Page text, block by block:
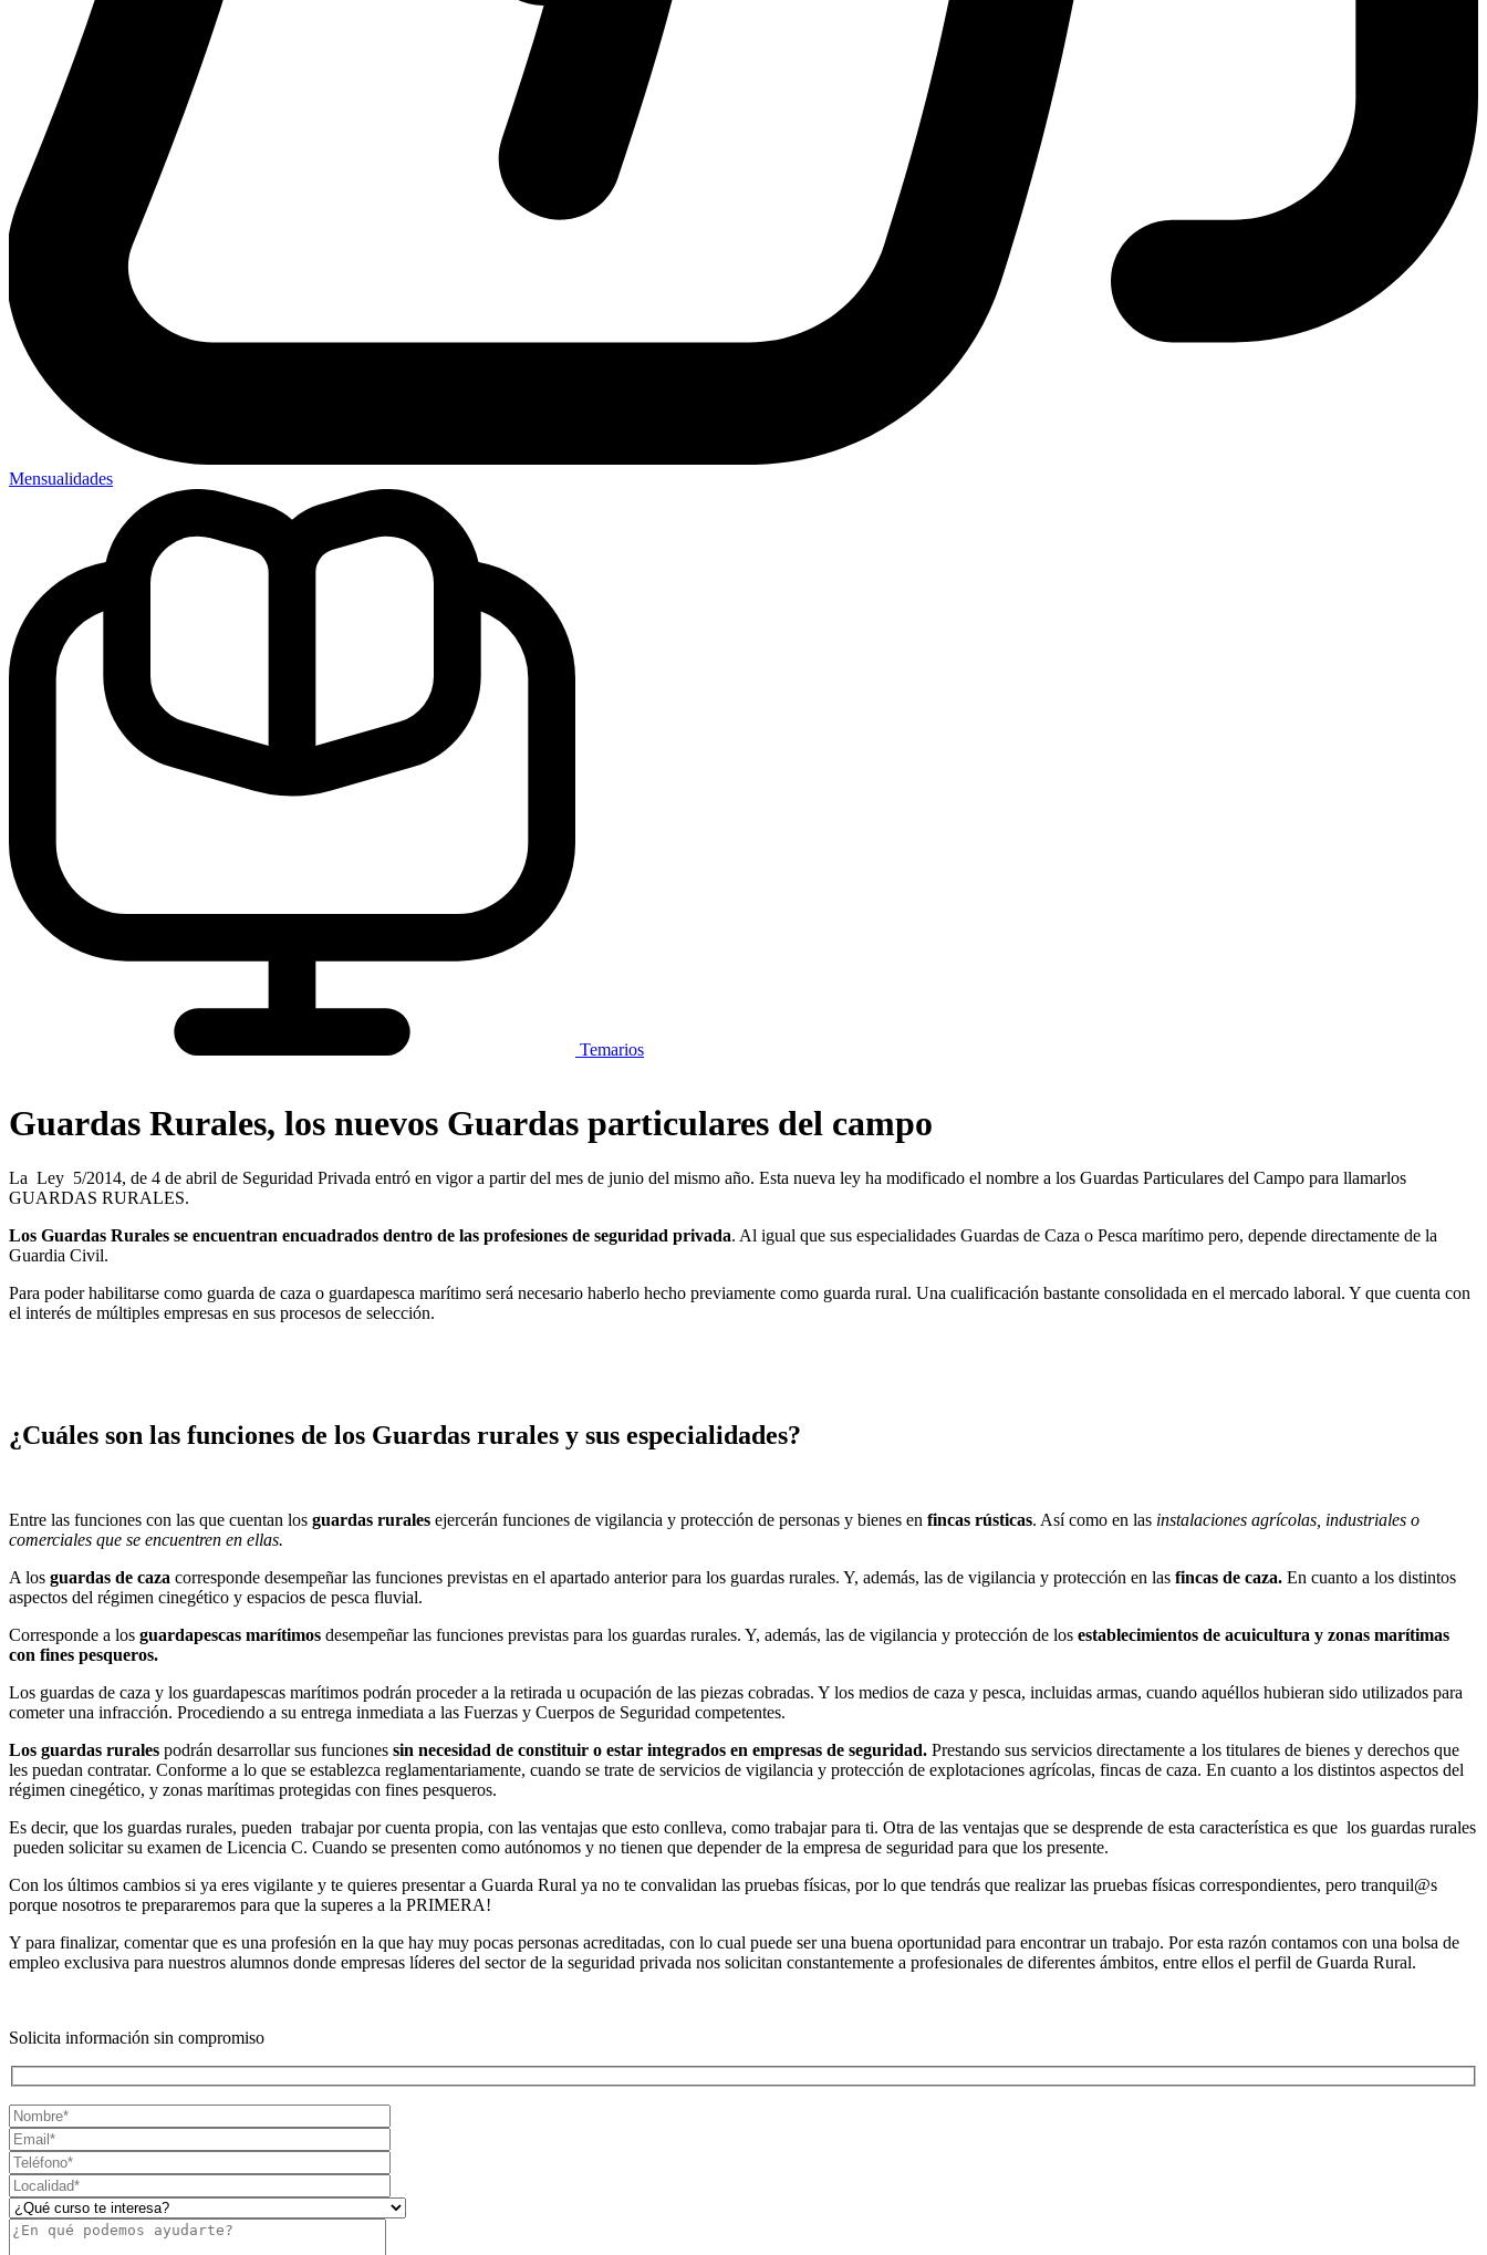
Mensualidades
Temarios
Guardas Rurales, los nuevos Guardas particulares del campo
La Ley 5/2014, de 4 de abril de Seguridad Privada entró en vigor a partir del mes de junio del mismo año. Esta nueva ley ha modificado el nombre a los Guardas Particulares del Campo para llamarlos
GUARDAS RURALES.
Los Guardas Rurales se encuentran encuadrados dentro de las profesiones de seguridad privada. Al igual que sus especialidades Guardas de Caza o Pesca marítimo pero, depende directamente de la
Guardia Civil.
Para poder habilitarse como guarda de caza o guardapesca marítimo será necesario haberlo hecho previamente como guarda rural. Una cualificación bastante consolidada en el mercado laboral. Y que cuenta con
el interés de múltiples empresas en sus procesos de selección.
¿Cuáles son las funciones de los Guardas rurales y sus especialidades?
Entre las funciones con las que cuentan los guardas rurales ejercerán funciones de vigilancia y protección de personas y bienes en fincas rústicas. Así como en las instalaciones agrícolas, industriales o
comerciales que se encuentren en ellas.
A los guardas de caza corresponde desempeñar las funciones previstas en el apartado anterior para los guardas rurales. Y, además, las de vigilancia y protección en las fincas de caza. En cuanto a los distintos
aspectos del régimen cinegético y espacios de pesca fluvial.
Corresponde a los guardapescas marítimos desempeñar las funciones previstas para los guardas rurales. Y, además, las de vigilancia y protección de los establecimientos de acuicultura y zonas marítimas
con fines pesqueros.
Los guardas de caza y los guardapescas marítimos podrán proceder a la retirada u ocupación de las piezas cobradas. Y los medios de caza y pesca, incluidas armas, cuando aquéllos hubieran sido utilizados para
cometer una infracción. Procediendo a su entrega inmediata a las Fuerzas y Cuerpos de Seguridad competentes.
Los guardas rurales podrán desarrollar sus funciones sin necesidad de constituir o estar integrados en empresas de seguridad. Prestando sus servicios directamente a los titulares de bienes y derechos que
les puedan contratar. Conforme a lo que se establezca reglamentariamente, cuando se trate de servicios de vigilancia y protección de explotaciones agrícolas, fincas de caza. En cuanto a los distintos aspectos del
régimen cinegético, y zonas marítimas protegidas con fines pesqueros.
Es decir, que los guardas rurales, pueden trabajar por cuenta propia, con las ventajas que esto conlleva, como trabajar para ti. Otra de las ventajas que se desprende de esta característica es que los guardas rurales
pueden solicitar su examen de Licencia C. Cuando se presenten como autónomos y no tienen que depender de la empresa de seguridad para que los presente.
Con los últimos cambios si ya eres vigilante y te quieres presentar a Guarda Rural ya no te convalidan las pruebas físicas, por lo que tendrás que realizar las pruebas físicas correspondientes, pero tranquil@s
porque nosotros te prepararemos para que la superes a la PRIMERA!
Y para finalizar, comentar que es una profesión en la que hay muy pocas personas acreditadas, con lo cual puede ser una buena oportunidad para encontrar un trabajo. Por esta razón contamos con una bolsa de
empleo exclusiva para nuestros alumnos donde empresas líderes del sector de la seguridad privada nos solicitan constantemente a profesionales de diferentes ámbitos, entre ellos el perfil de Guarda Rural.
Solicita información sin compromiso